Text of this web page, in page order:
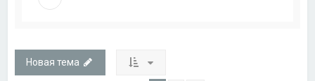
Новая тема